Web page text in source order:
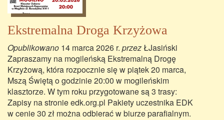
Ekstremalna Droga Krzyżowa
Opublikowano 14 marca 2026 r. przez ŁJasiński
Zapraszamy na mogileńską Ekstremalną Drogę
Krzyżową, która rozpocznie się w piątek 20 marca,
Mszą Świętą o godzinie 20:00 w mogileńskim
klasztorze. W tym roku przygotowane są 3 trasy:
Zapisy na stronie edk.org.pl Pakiety uczestnika EDK
w cenie 30 zł można odbierać w biurze parafialnym.